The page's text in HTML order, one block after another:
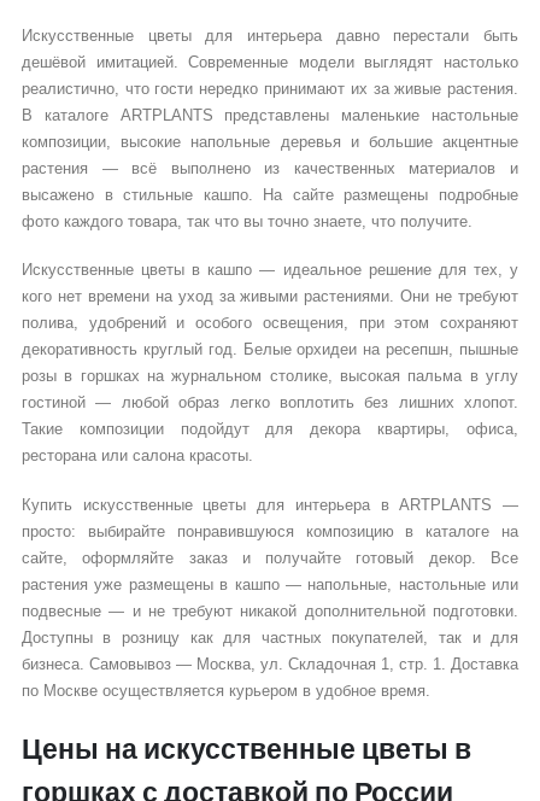
Искусственные цветы для интерьера давно перестали быть
дешёвой имитацией. Современные модели выглядят настолько
реалистично, что гости нередко принимают их за живые растения.
В каталоге ARTPLANTS представлены маленькие настольные
композиции, высокие напольные деревья и большие акцентные
растения — всё выполнено из качественных материалов и
высажено в стильные кашпо. На сайте размещены подробные
фото каждого товара, так что вы точно знаете, что получите.
Искусственные цветы в кашпо — идеальное решение для тех, у
кого нет времени на уход за живыми растениями. Они не требуют
полива, удобрений и особого освещения, при этом сохраняют
декоративность круглый год. Белые орхидеи на ресепшн, пышные
розы в горшках на журнальном столике, высокая пальма в углу
гостиной — любой образ легко воплотить без лишних хлопот.
Такие композиции подойдут для декора квартиры, офиса,
ресторана или салона красоты.
Купить искусственные цветы для интерьера в ARTPLANTS —
просто: выбирайте понравившуюся композицию в каталоге на
сайте, оформляйте заказ и получайте готовый декор. Все
растения уже размещены в кашпо — напольные, настольные или
подвесные — и не требуют никакой дополнительной подготовки.
Доступны в розницу как для частных покупателей, так и для
бизнеса. Самовывоз — Москва, ул. Складочная 1, стр. 1. Доставка
по Москве осуществляется курьером в удобное время.
Цены на искусственные цветы в
горшках с доставкой по России